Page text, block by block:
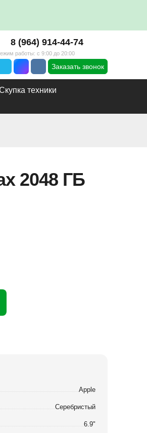
8 (964) 914-44-74
работы: с 9:00 до 20:00
Заказать звонок
техники
2048 ГБ
Apple
Серебристый
6.9"